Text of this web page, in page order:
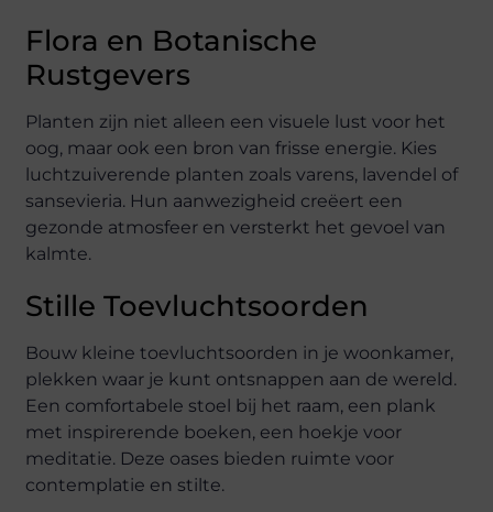
Flora en Botanische
Rustgevers
Planten zijn niet alleen een visuele lust voor het
oog, maar ook een bron van frisse energie. Kies
luchtzuiverende planten zoals varens, lavendel of
sansevieria. Hun aanwezigheid creëert een
gezonde atmosfeer en versterkt het gevoel van
kalmte.
Stille Toevluchtsoorden
Bouw kleine toevluchtsoorden in je woonkamer,
plekken waar je kunt ontsnappen aan de wereld.
Een comfortabele stoel bij het raam, een plank
met inspirerende boeken, een hoekje voor
meditatie. Deze oases bieden ruimte voor
contemplatie en stilte.